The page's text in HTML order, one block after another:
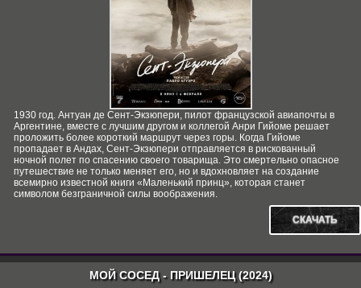
1930 год. Антуан де Сент-Экзюпери, пилот французской авиапочты в
Аргентине, вместе с лучшим другом и коллегой Анри Гийоме решает
проложить более короткий маршрут через горы. Когда Гийоме
пропадает в Андах, Сент-Экзюпери отправляется в рискованный
ночной полет по спасению своего товарища. Это смертельно опасное
путешествие не только меняет его, но и вдохновляет на создание
всемирно известной книги «Маленький принц», которая станет
символом безграничной силы воображения.
СКАЧАТЬ
МОЙ СОСЕД - ПРИШЕЛЕЦ (2024)